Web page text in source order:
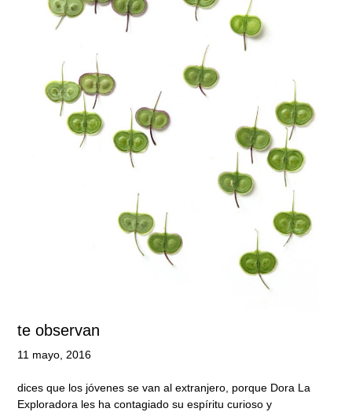
te observan
11 mayo, 2016
dices que los jóvenes se van al extranjero, porque Dora La
Exploradora les ha contagiado su espíritu curioso y